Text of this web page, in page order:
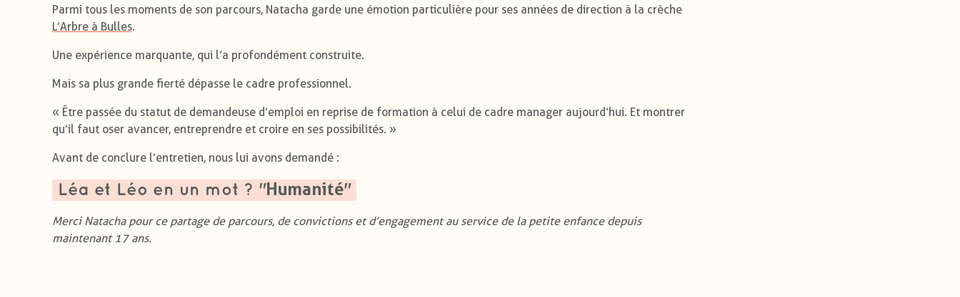
Parmi tous les moments de son parcours, Natacha garde une émotion particulière pour ses années de direction à la crèche
L’Arbre à Bulles.
Une expérience marquante, qui l’a profondément construite.
Mais sa plus grande fierté dépasse le cadre professionnel.
« Être passée du statut de demandeuse d’emploi en reprise de formation à celui de cadre manager aujourd’hui. Et montrer
qu’il faut oser avancer, entreprendre et croire en ses possibilités. »
Avant de conclure l’entretien, nous lui avons demandé :
Léa et Léo en un mot ? "Humanité"
Merci Natacha pour ce partage de parcours, de convictions et d’engagement au service de la petite enfance depuis
maintenant 17 ans.